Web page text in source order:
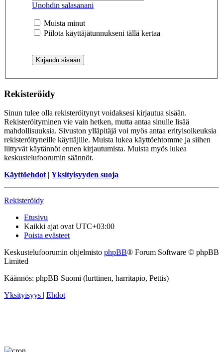
Unohdin salasanani
Muista minut
Piilota käyttäjätunnukseni tällä kertaa
Rekisteröidy
Sinun tulee olla rekisteröitynyt voidaksesi kirjautua sisään.
Rekisteröityminen vie vain hetken, mutta antaa sinulle lisää
mahdollisuuksia. Sivuston ylläpitäjä voi myös antaa erityisoikeuksia
rekisteröityneille käyttäjille. Muista lukea käyttöehtomme ja siihen
liittyvät käytännöt ennen kirjautumista. Muista myös lukea
keskustelufoorumin säännöt.
Käyttöehdot | Yksityisyyden suoja
Rekisteröidy
Etusivu
Kaikki ajat ovat UTC+03:00
Poista evästeet
Keskustelufoorumin ohjelmisto phpBB® Forum Software © phpBB
Limited
Käännös: phpBB Suomi (lurttinen, harritapio, Pettis)
Yksityisyys | Ehdot